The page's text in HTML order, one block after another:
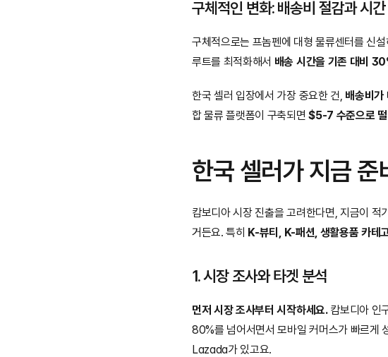
구체적인 변화: 배송비 절감과 시
구체적으로는 프놈펜에 대형 물류센터를 신
루트를 최적화해서 배송 시간을 기존 대비
한국 셀러 입장에서 가장 중요한 건, 배송비가
합 물류 플랫폼이 구축되면 $5-7 수준으로
한국 셀러가 지금 준
캄보디아 시장 진출을 고려한다면, 지금이
거든요. 특히 K-뷰티, K-패션, 생활용품 카테
1. 시장 조사와 타겟 분석
먼저 시장 조사부터 시작하세요. 캄보디아 인
80%를 넘어서면서 모바일 커머스가 빠르
Lazada가 있고요.